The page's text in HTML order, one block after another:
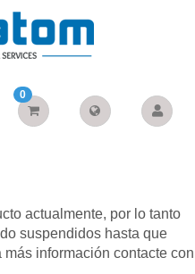
0
actualmente, por lo tanto
suspendidos hasta que
información contacte con